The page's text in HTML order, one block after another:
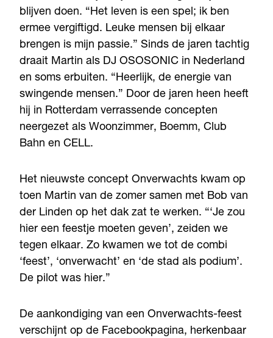
blijven doen. “Het leven is een spel; ik ben
ermee vergiftigd. Leuke mensen bij elkaar
brengen is mijn passie.” Sinds de jaren tachtig
draait Martin als DJ OSOSONIC in Nederland
en soms erbuiten. “Heerlijk, de energie van
swingende mensen.” Door de jaren heen heeft
hij in Rotterdam verrassende concepten
neergezet als Woonzimmer, Boemm, Club
Bahn en CELL.
Het nieuwste concept Onverwachts kwam op
toen Martin van de zomer samen met Bob van
der Linden op het dak zat te werken. “‘Je zou
hier een feestje moeten geven’, zeiden we
tegen elkaar. Zo kwamen we tot de combi
‘feest’, ‘onverwacht’ en ‘de stad als podium’.
De pilot was hier.”
De aankondiging van een Onverwachts-feest
verschijnt op de Facebookpagina, herkenbaar